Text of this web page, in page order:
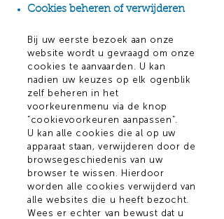
Cookies beheren of verwijderen
Bij uw eerste bezoek aan onze
website wordt u gevraagd om onze
cookies te aanvaarden. U kan
nadien uw keuzes op elk ogenblik
zelf beheren in het
voorkeurenmenu via de knop
”cookievoorkeuren aanpassen”.
U kan alle cookies die al op uw
apparaat staan, verwijderen door de
browsegeschiedenis van uw
browser te wissen. Hierdoor
worden alle cookies verwijderd van
alle websites die u heeft bezocht.
Wees er echter van bewust dat u